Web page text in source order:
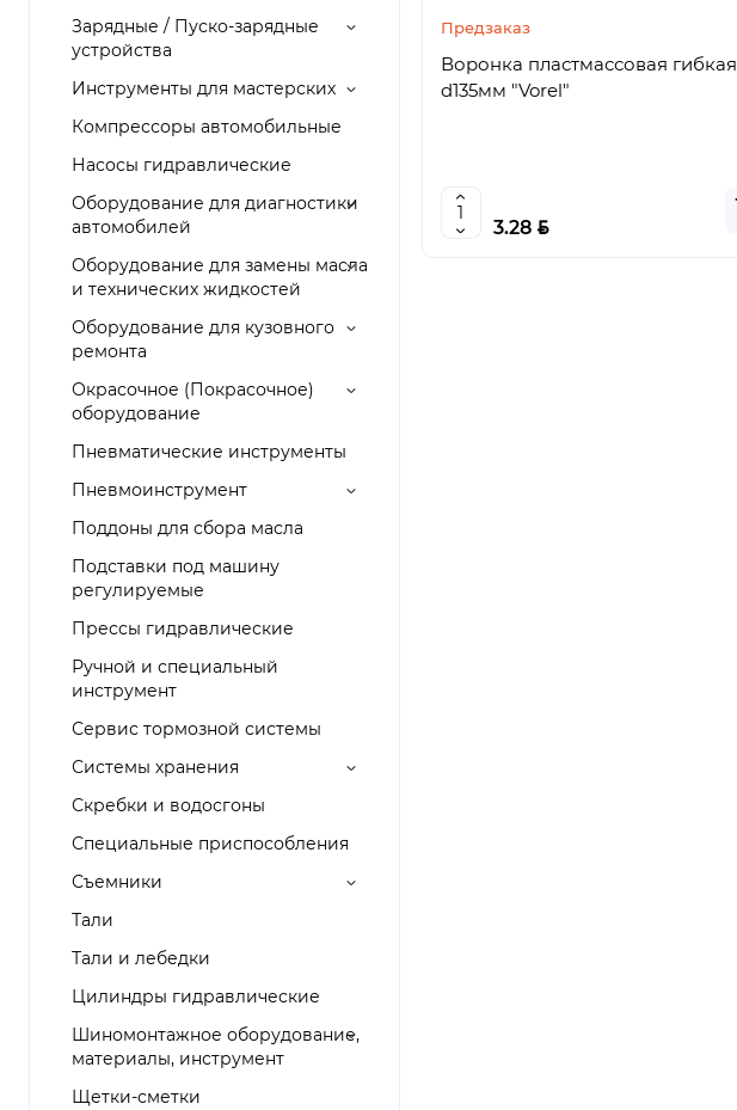
Зарядные / Пуско-зарядные
устройства
Инструменты для мастерских
Компрессоры автомобильные
Насосы гидравлические
Оборудование для диагностики
автомобилей
Оборудование для замены масла
и технических жидкостей
Оборудование для кузовного
ремонта
Окрасочное (Покрасочное)
оборудование
Пневматические инструменты
Пневмоинструмент
Поддоны для сбора масла
Подставки под машину
регулируемые
Прессы гидравлические
Ручной и специальный
инструмент
Сервис тормозной системы
Системы хранения
Скребки и водосгоны
Специальные приспособления
Съемники
Тали
Тали и лебедки
Цилиндры гидравлические
Шиномонтажное оборудование,
материалы, инструмент
Щетки-сметки
Предзаказ
Воронка пластмассовая гибкая
d135мм "Vorel"
3.28 BYN